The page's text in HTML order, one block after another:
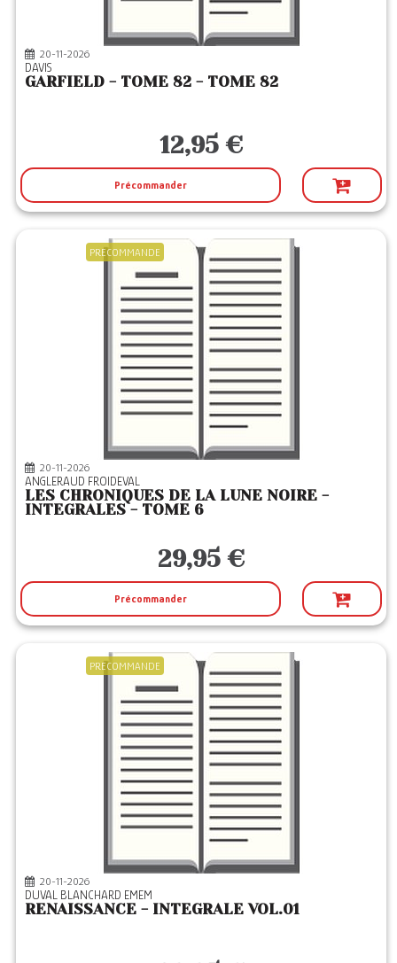
20-11-2026
DAVIS
GARFIELD - TOME 82 - TOME 82
12,95 €
Précommander
PRECOMMANDE
20-11-2026
ANGLERAUD FROIDEVAL
LES CHRONIQUES DE LA LUNE NOIRE -
INTEGRALES - TOME 6
29,95 €
Précommander
PRECOMMANDE
20-11-2026
DUVAL BLANCHARD EMEM
RENAISSANCE - INTEGRALE VOL.01